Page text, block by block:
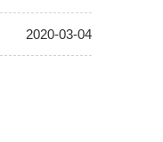
2020-03-04